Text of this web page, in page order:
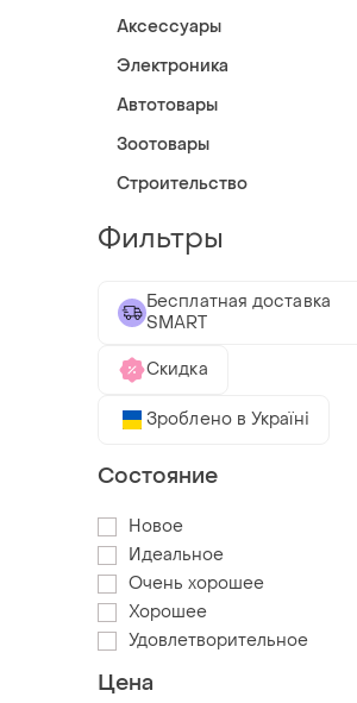
Аксессуары
Электроника
Автотовары
Зоотовары
Строительство
Фильтры
Бесплатная доставка
SMART
Скидка
Зроблено в Україні
Состояние
Новое
Идеальное
Очень хорошее
Хорошее
Удовлетворительное
Цена